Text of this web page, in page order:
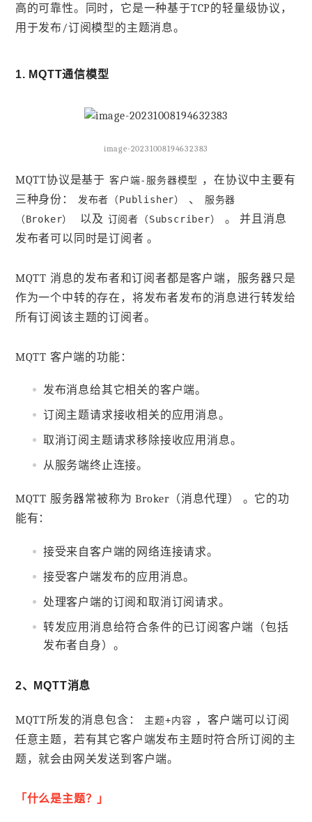
高的可靠性。同时，它是一种基于TCP的轻量级协议，
用于发布/订阅模型的主题消息。
1. MQTT通信模型
image-20231008194632383
MQTT协议是基于 客户端-服务器模型
，在协议中主要有
三种身份：
发布者（Publisher） 、
服务器
（Broker）
以及 订阅者（Subscriber）
。 并且消息
发布者可以同时是订阅者 。
MQTT 消息的发布者和订阅者都是客户端，服务器只是
作为一个中转的存在，将发布者发布的消息进行转发给
所有订阅该主题的订阅者。
MQTT 客户端的功能：
发布消息给其它相关的客户端。
订阅主题请求接收相关的应用消息。
取消订阅主题请求移除接收应用消息。
从服务端终止连接。
MQTT 服务器常被称为 Broker（消息代理） 。它的功
能有：
接受来自客户端的网络连接请求。
接受客户端发布的应用消息。
处理客户端的订阅和取消订阅请求。
转发应用消息给符合条件的已订阅客户端（包括
发布者自身）。
2、MQTT消息
MQTT所发的消息包含： 主题+内容 ，客户端可以订阅
任意主题，若有其它客户端发布主题时符合所订阅的主
题，就会由网关发送到客户端。
「什么是主题？」